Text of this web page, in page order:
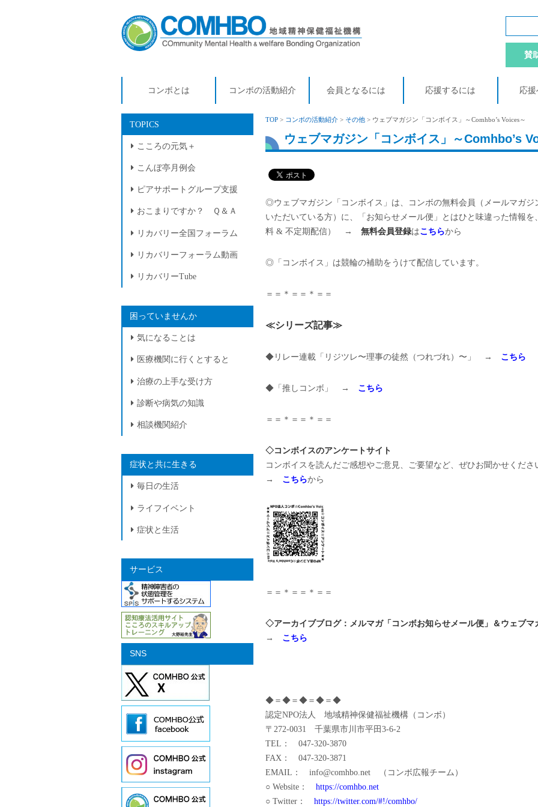
賛
コンボとは コンボの活動紹介 会員となるには 応援するには 応
TOPICS
こころの元気＋
こんぼ亭月例会
ピアサポートグループ支援
おこまりですか？ Ｑ＆Ａ
リカバリー全国フォーラム
リカバリーフォーラム動画
リカバリーTube
困っていませんか
気になることは
医療機関に行くとすると
治療の上手な受け方
診断や病気の知識
相談機関紹介
症状と共に生きる
毎日の生活
ライフイベント
症状と生活
サービス
SNS
TOP> コンボの活動紹介> その他> ウェブマガジン「コンボイス」～Comhbo’s Voices～
ウェブマガジン「コンボイス」～Comhbo’s
◎ウェブマガジン「コンボイス」は、コンボの無料会員（メールマガジ
いただいている方）に、「お知らせメール便」とはひと味違った情報
料 & 不定期配信） → 無料会員登録はこちらから
◎「コンボイス」は競輪の補助をうけて配信しています。
＝＝＊＝＝＊＝＝
≪シリーズ記事≫
◆リレー連載「リジツレ〜理事の徒然（つれづれ）〜」 → こちら
◆「推しコンボ」 → こちら
＝＝＊＝＝＊＝＝
◇コンボイスのアンケートサイト
コンボイスを読んだご感想やご意見、ご要望など、ぜひお聞かせくださ
→ こちらから
＝＝＊＝＝＊＝＝
◇アーカイブブログ：メルマガ「コンボお知らせメール便」＆ウェブマ
→ こちら
◆＝◆＝◆＝◆＝◆
認定NPO法人 地域精神保健福祉機構（コンボ）
〒272-0031 千葉県市川市平田3-6-2
TEL： 047-320-3870
FAX： 047-320-3871
EMAIL： info@comhbo.net（コンボ広報チーム）
○ Website： https://comhbo.net
○ Twitter： https://twitter.com/#!/comhbo/